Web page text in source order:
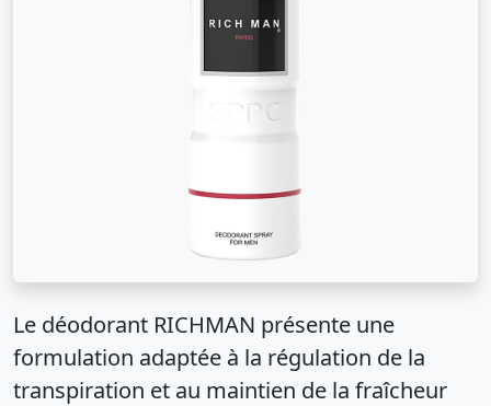
Le déodorant RICHMAN présente une
formulation adaptée à la régulation de la
transpiration et au maintien de la fraîcheur